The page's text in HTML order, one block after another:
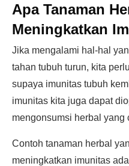
Apa Tanaman
Meningkatkan
Jika mengalami hal-hal
tahan tubuh turun, kita
supaya imunitas tubuh
imunitas kita juga dapat
mengonsumsi herbal yang
Contoh tanaman herbal
meningkatkan imunitas